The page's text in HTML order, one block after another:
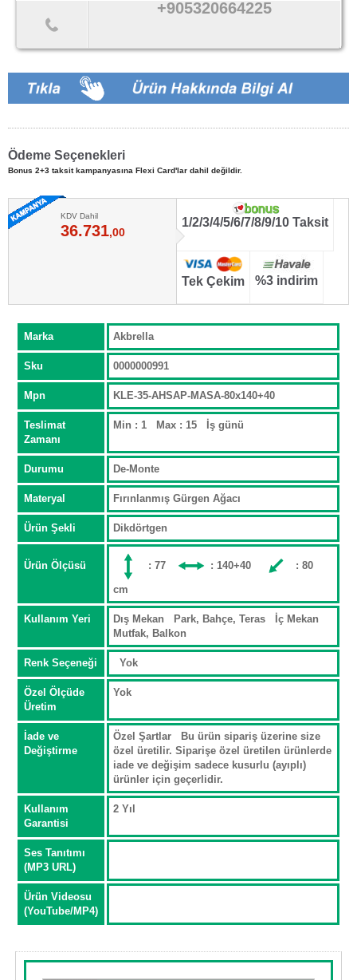
+905320664225
Ödeme Seçenekleri
Bonus 2+3 taksit kampanyasına Flexi Card'lar dahil değildir.
KDV Dahil
36.731,00
1/2/3/4/5/6/7/8/9/10 Taksit
Tek Çekim %3 indirim
Marka Akbrella
Sku 0000000991
Mpn KLE-35-AHSAP-MASA-80x140+40
Teslimat
Zamanı
Min : 1 Max : 15 İş günü
Durumu De-Monte
Materyal Fırınlanmış Gürgen Ağacı
Ürün Şekli Dikdörtgen
Ürün Ölçüsü : 77 : 140+40
: 80
cm
Kullanım Yeri
Dış Mekan Park, Bahçe, Teras İç Mekan
Mutfak, Balkon
Renk Seçeneği Yok
Özel Ölçüde
Üretim
Yok
İade ve
Değiştirme
Özel Şartlar Bu ürün sipariş üzerine size
özel üretilir. Siparişe özel üretilen ürünlerde
iade ve değişim sadece kusurlu (ayıplı)
ürünler için geçerlidir.
Kullanım
Garantisi
2 Yıl
Ses Tanıtımı
(MP3 URL)
Ürün Videosu
(YouTube/MP4)